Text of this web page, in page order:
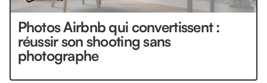
Photos Airbnb qui convertissent :
réussir son shooting sans
photographe